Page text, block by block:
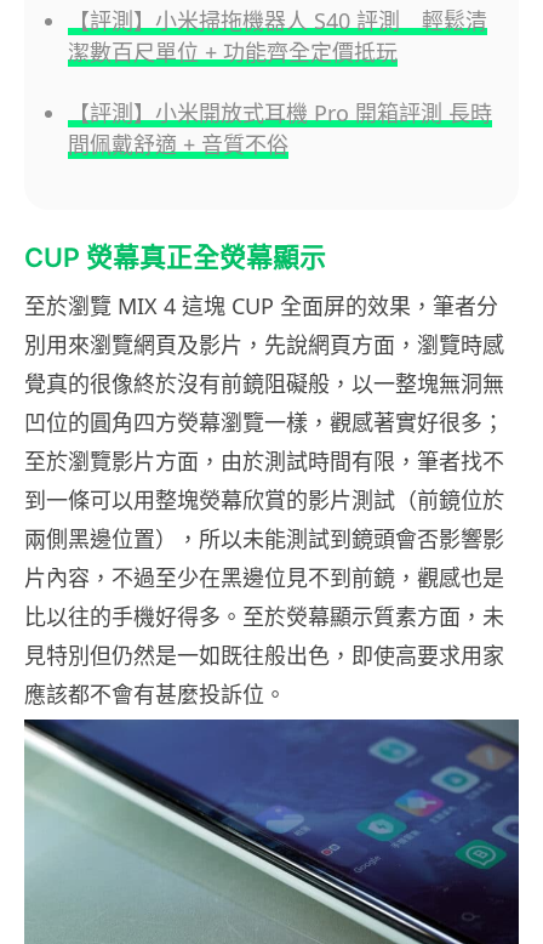
【評測】小米掃拖機器人 S40 評測 輕鬆清
潔數百尺單位 + 功能齊全定價抵玩
【評測】小米開放式耳機 Pro 開箱評測 長時
間佩戴舒適 + 音質不俗
CUP 熒幕真正全熒幕顯示
至於瀏覽 MIX 4 這塊 CUP 全面屏的效果，筆者分
別用來瀏覽網頁及影片，先說網頁方面，瀏覽時感
覺真的很像終於沒有前鏡阻礙般，以一整塊無洞無
凹位的圓角四方熒幕瀏覽一樣，觀感著實好很多；
至於瀏覽影片方面，由於測試時間有限，筆者找不
到一條可以用整塊熒幕欣賞的影片測試（前鏡位於
兩側黑邊位置），所以未能測試到鏡頭會否影響影
片內容，不過至少在黑邊位見不到前鏡，觀感也是
比以往的手機好得多。至於熒幕顯示質素方面，未
見特別但仍然是一如既往般出色，即使高要求用家
應該都不會有甚麼投訴位。